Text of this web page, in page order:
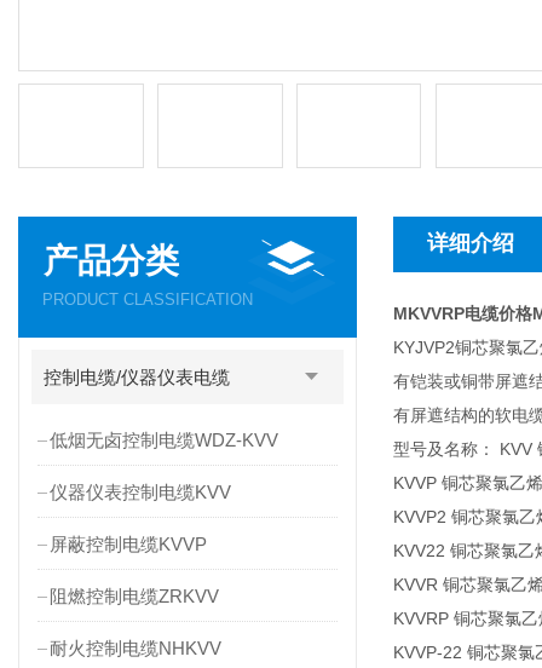
产品分类
PRODUCT CLASSIFICATION
控制电缆/仪器仪表电缆
低烟无卤控制电缆WDZ-KVV
仪器仪表控制电缆KVV
屏蔽控制电缆KVVP
阻燃控制电缆ZRKVV
耐火控制电缆NHKVV
详细介绍
MKVVRP电缆价格
KYJVP2铜芯聚氯
有铠装或铜带屏遮
有屏遮结构的软电
型号及名称： KVV
KVVP 铜芯聚氯乙
KVVP2 铜芯聚氯
KVV22 铜芯聚氯
KVVR 铜芯聚氯乙
KVVRP 铜芯聚氯
KVVP-22 铜芯聚